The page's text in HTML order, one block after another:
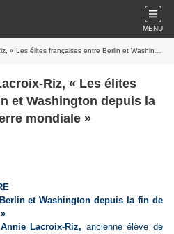
MENU
entre Berlin et Washington depuis la fin de la Première Guerre mondiale »
Riz, « Les élites
et Washington depuis la
mondiale »
et Washington depuis la fin de
Lacroix-Riz, ancienne élève de